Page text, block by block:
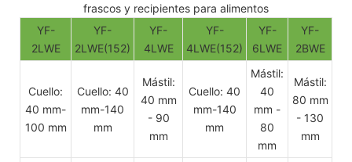
frascos y recipientes para alimentos
YF-
2LWE
YF-
2LWE(152)
YF-
4LWE
YF-
4LWE(152)
YF-
6LWE
YF-
2BWE
Cuello:
40 mm-
100 mm
Cuello: 40
mm-140
mm
Mástil:
40 mm
- 90
mm
Cuello: 40
mm-140
mm
Mástil:
40
mm -
80
mm
Mástil:
80 mm
- 130
mm